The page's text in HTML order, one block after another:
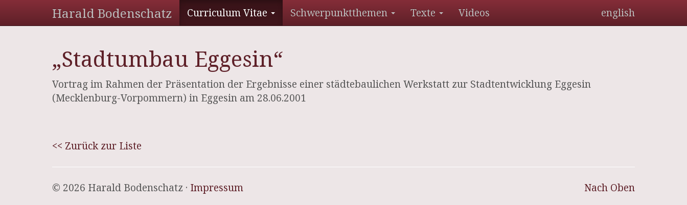
Harald Bodenschatz Curriculum Vitae Schwerpunktthemen Texte Videos english
„Stadtumbau Eggesin“
Vortrag im Rahmen der Präsentation der Ergebnisse einer städtebaulichen Werkstatt zur Stadtentwicklung Eggesin
(Mecklenburg-Vorpommern) in Eggesin am 28.06.2001
<< Zurück zur Liste
Nach Oben
© 2026 Harald Bodenschatz · Impressum